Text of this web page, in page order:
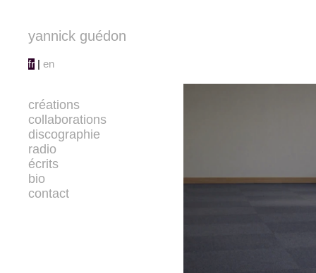
yannick guédon
fr en
créations
collaborations
discographie
radio
écrits
bio
contact